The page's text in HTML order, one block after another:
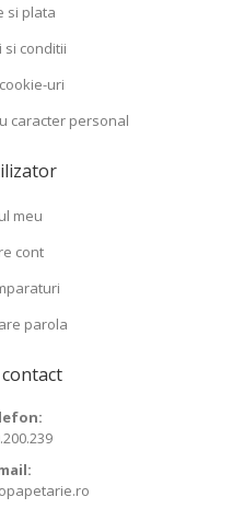
si plata
si conditii
uri
caracter personal
meu
cont
parola